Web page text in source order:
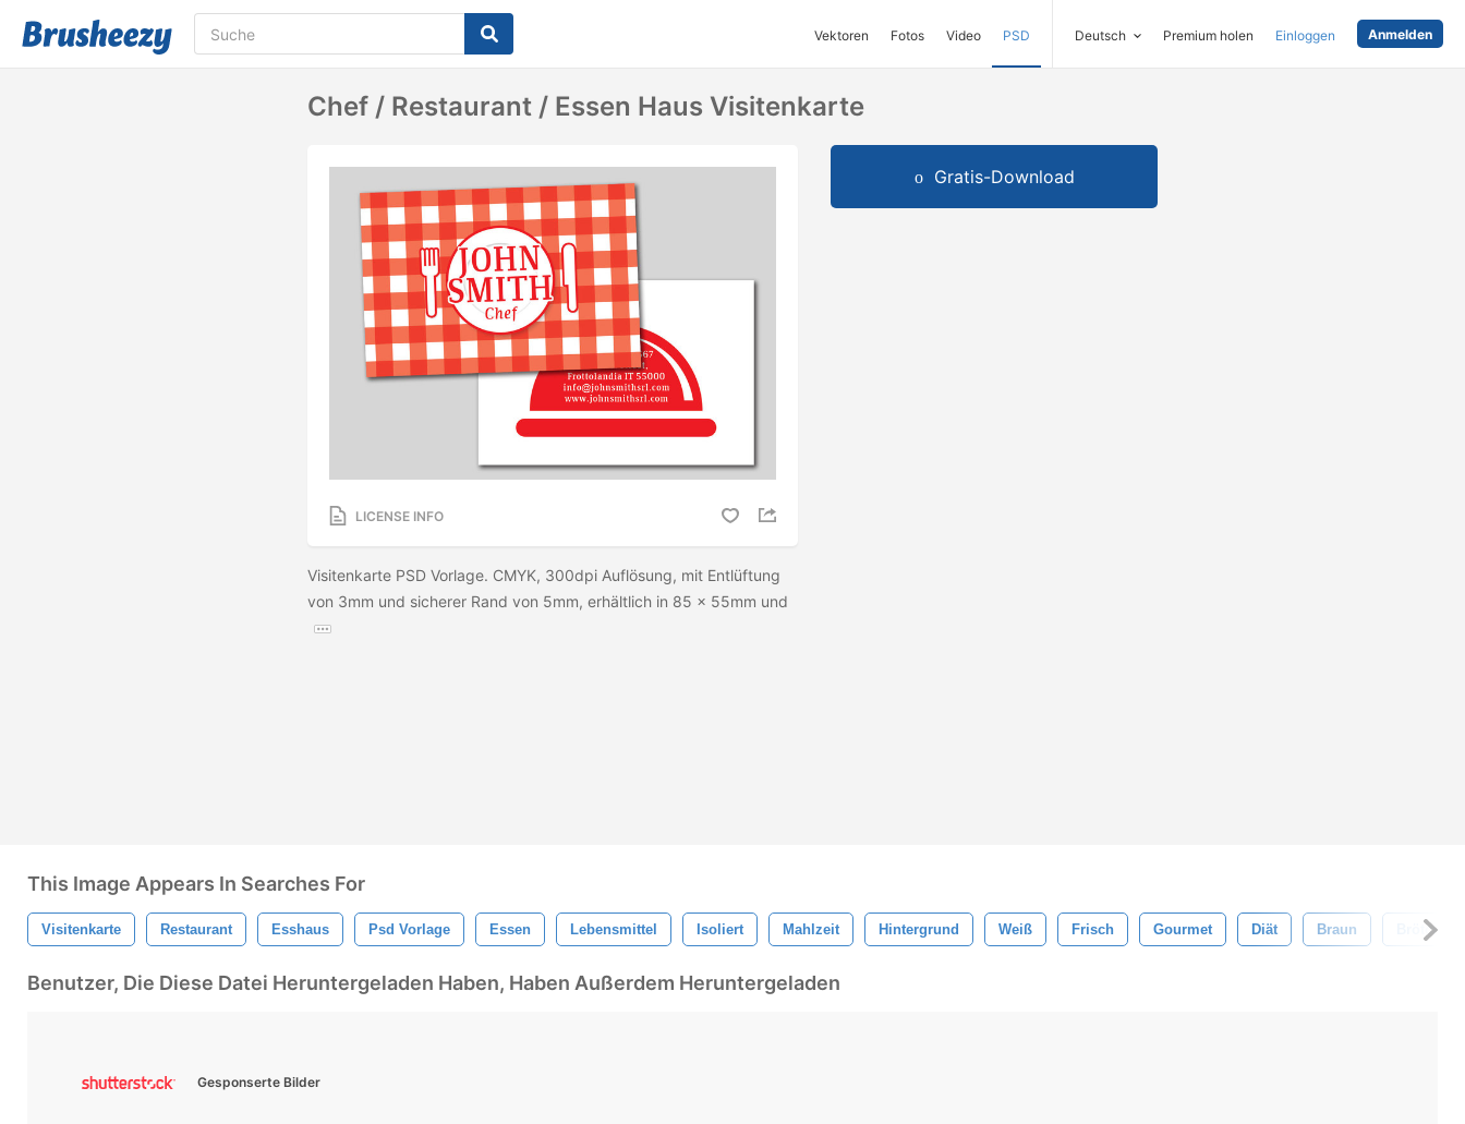
Vektoren Fotos Video PSD Deutsch Premium holen Einloggen Anmelden
Chef / Restaurant / Essen Haus Visitenkarte
LICENSE INFO
Visitenkarte PSD Vorlage. CMYK, 300dpi Auflösung, mit Entlüftung
von 3mm und sicherer Rand von 5mm, erhältlich in 85 × 55mm und
Gratis-Download
This Image Appears In Searches For
Visitenkarte Restaurant Esshaus Psd Vorlage Essen Lebensmittel Isoliert Mahlzeit Hintergrund Weiß Frisch Gourmet Diät Braun Brötchen
Benutzer, Die Diese Datei Heruntergeladen Haben, Haben Außerdem Heruntergeladen
Gesponserte Bilder